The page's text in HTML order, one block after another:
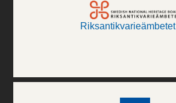
Riksantikvarieämbetet